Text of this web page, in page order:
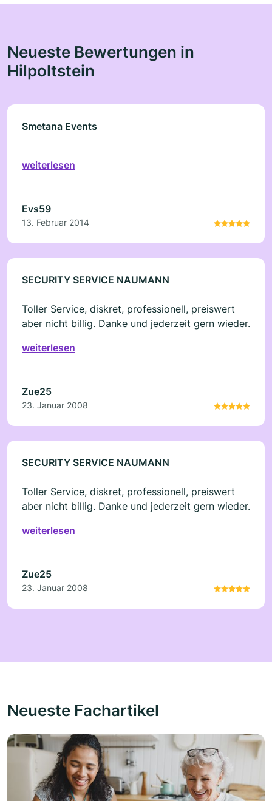
Neueste Bewertungen in
Hilpoltstein
Smetana Events
weiterlesen
Evs59
13. Februar 2014
SECURITY SERVICE NAUMANN
Toller Service, diskret, professionell, preiswert
aber nicht billig. Danke und jederzeit gern wieder.
weiterlesen
Zue25
23. Januar 2008
SECURITY SERVICE NAUMANN
Toller Service, diskret, professionell, preiswert
aber nicht billig. Danke und jederzeit gern wieder.
weiterlesen
Zue25
23. Januar 2008
Neueste Fachartikel